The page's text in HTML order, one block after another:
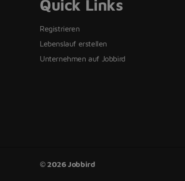
Quick Links
Registrieren
Lebenslauf erstellen
Unternehmen auf Jobbird
© 2026 Jobbird